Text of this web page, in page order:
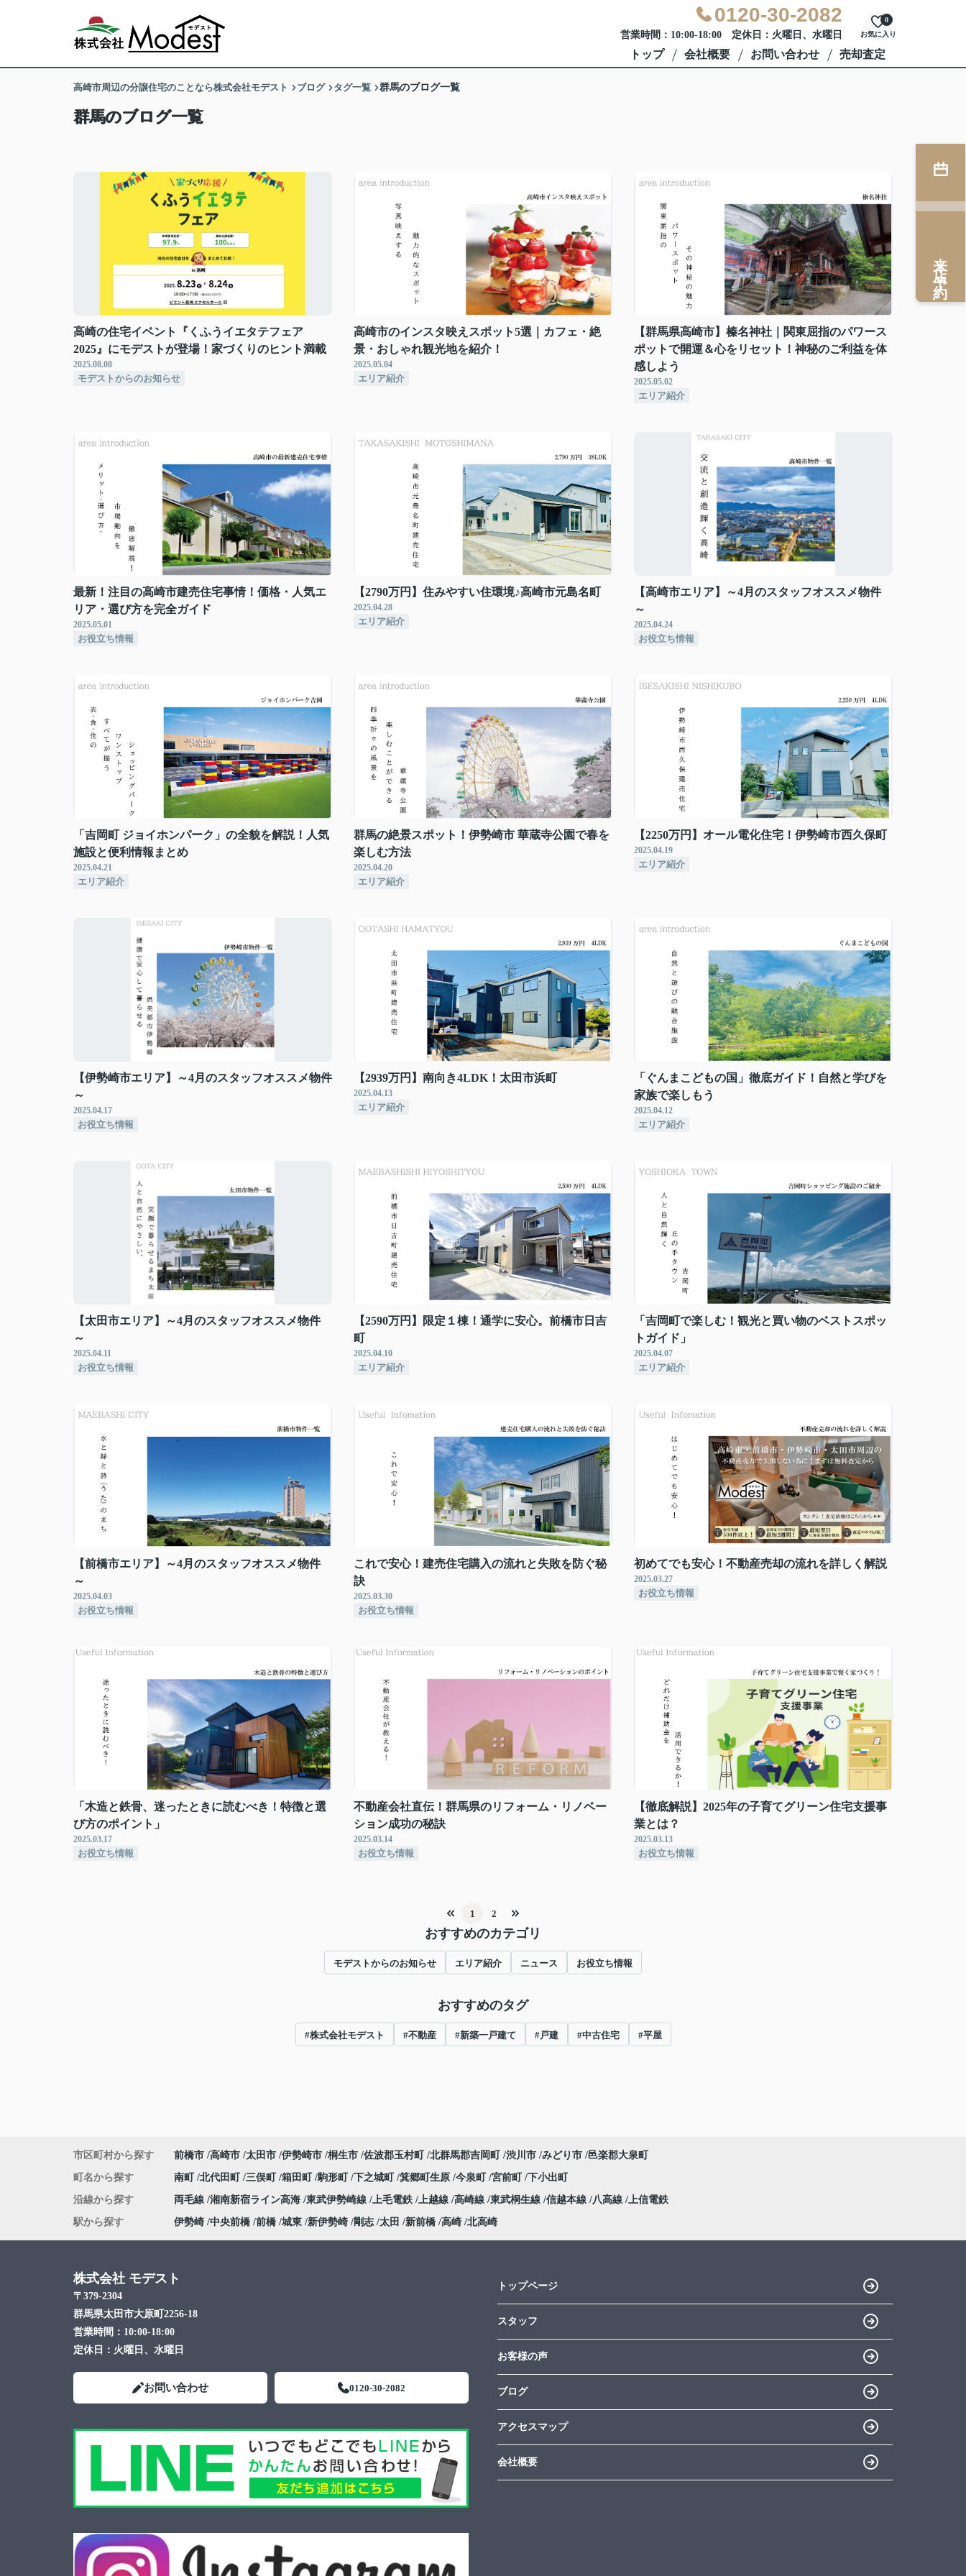
0120-30-2082
営業時間：10:00-18:00 定休日：火曜日、水曜日 お気に入り
0
トップ 会社概要 お問い合わせ 売却査定
高崎市周辺の分譲住宅のことなら株式会社モデスト ブログ タグ一覧 群馬のブログ一覧
群馬のブログ一覧
高崎の住宅イベント『くふうイエタテフェア
2025』にモデストが登場！家づくりのヒント満載
2025.08.08
モデストからのお知らせ
高崎市のインスタ映えスポット5選｜カフェ・絶
景・おしゃれ観光地を紹介！
2025.05.04
エリア紹介
【群馬県高崎市】榛名神社｜関東屈指のパワース
ポットで開運＆心をリセット！神秘のご利益を体
感しよう
2025.05.02
エリア紹介
最新！注目の高崎市建売住宅事情！価格・人気エ
リア・選び方を完全ガイド
2025.05.01
お役立ち情報
【2790万円】住みやすい住環境♪高崎市元島名町
2025.04.28
エリア紹介
【高崎市エリア】～4月のスタッフオススメ物件
～
2025.04.24
お役立ち情報
「吉岡町 ジョイホンパーク」の全貌を解説！人気
施設と便利情報まとめ
2025.04.21
エリア紹介
群馬の絶景スポット！伊勢崎市 華蔵寺公園で春を
楽しむ方法
2025.04.20
エリア紹介
【2250万円】オール電化住宅！伊勢崎市西久保町
2025.04.19
エリア紹介
【伊勢崎市エリア】～4月のスタッフオススメ物件
～
2025.04.17
お役立ち情報
【2939万円】南向き4LDK！太田市浜町
2025.04.13
エリア紹介
「ぐんまこどもの国」徹底ガイド！自然と学びを
家族で楽しもう
2025.04.12
エリア紹介
【太田市エリア】～4月のスタッフオススメ物件
～
2025.04.11
お役立ち情報
【2590万円】限定１棟！通学に安心。前橋市日吉
町
2025.04.10
エリア紹介
「吉岡町で楽しむ！観光と買い物のベストスポッ
トガイド」
2025.04.07
エリア紹介
【前橋市エリア】～4月のスタッフオススメ物件
～
2025.04.03
お役立ち情報
これで安心！建売住宅購入の流れと失敗を防ぐ秘
訣
2025.03.30
お役立ち情報
初めてでも安心！不動産売却の流れを詳しく解説
2025.03.27
お役立ち情報
「木造と鉄骨、迷ったときに読むべき！特徴と選
び方のポイント」
2025.03.17
お役立ち情報
不動産会社直伝！群馬県のリフォーム・リノベー
ション成功の秘訣
2025.03.14
お役立ち情報
【徹底解説】2025年の子育てグリーン住宅支援事
業とは？
2025.03.13
お役立ち情報
1 2
おすすめのカテゴリ
モデストからのお知らせ エリア紹介 ニュース お役立ち情報
おすすめのタグ
#株式会社モデスト #不動産 #新築一戸建て #戸建 #中古住宅 #平屋
来店予約
市区町村から探す 前橋市 高崎市 太田市 伊勢崎市 桐生市 佐波郡玉村町 北群馬郡吉岡町 渋川市 みどり市 邑楽郡大泉町
町名から探す 南町 北代田町 三俣町 箱田町 駒形町 下之城町 箕郷町生原 今泉町 宮前町 下小出町
沿線から探す 両毛線 湘南新宿ライン高海 東武伊勢崎線 上毛電鉄 上越線 高崎線 東武桐生線 信越本線 八高線 上信電鉄
駅から探す 伊勢崎 中央前橋 前橋 城東 新伊勢崎 剛志 太田 新前橋 高崎 北高崎
株式会社 モデスト
〒379-2304
群馬県太田市大原町2256-18
営業時間： 10:00-18:00
定休日： 火曜日、水曜日
お問い合わせ 0120-30-2082
トップページ
スタッフ
お客様の声
ブログ
アクセスマップ
会社概要